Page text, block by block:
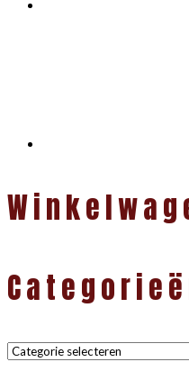
Categorieën